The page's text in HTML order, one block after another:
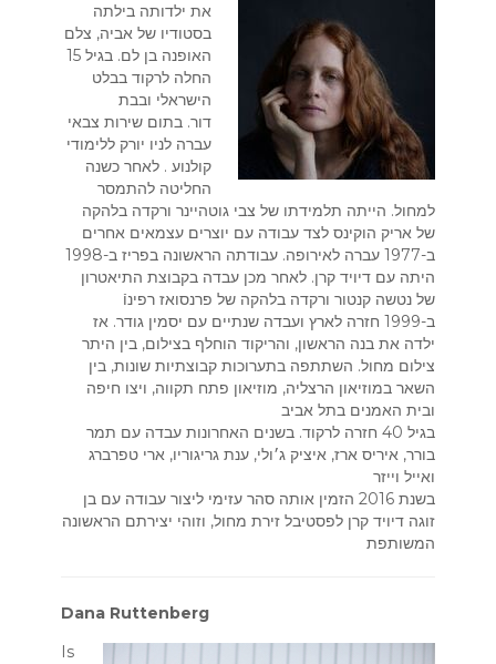
את ילדותה בילתה
בסטודיו של אביה, צלם
האופנה בן לם. בגיל 15
החלה לרקוד בבלט
הישראלי ובבת
דור. בתום שירות צבאי
עברה לניו יורק ללימודי
קולנוע . לאחר כשנה
החליטה להתמסר
למחול. הייתה תלמידתו של צבי גוטהיינר ורקדה בלהקה
של אריק הוקינס לצד עבודה עם יוצרים עצמאים אחרים
ב-1977 עברה לאירופה. עבודתה הראשונה בפריז ב-1998
היתה עם דיויד קרן. לאחר מכן עבדה בקבוצת התיאטרון
של נטשה קנטור ורקדה בלהקה של פרנסואז רפינוֿ
ב-1999 חזרה לארץ ועבדה שנתיים עם יסמין גודר. אז
ילדה את בנה הראשון, והריקוד הוחלף בצילום, בין היתר
צילום מחול. השתתפה בתערוכות קבוצתיות שונות, בין
השאר במוזיאון הרצליה, מוזיאון פתח תקווה, ויצו חיפה
ובית האמנים בתל אביב
בגיל 40 חזרה לרקוד. בשנים האחרונות עבדה עם תמר
בורר, איריס ארז, איציק ג׳ולי, ענת גריגוריו, ארי טפרברג
ואייל וייזר
בשנת 2016 הזמין אותה סהר עזימי ליצור עבודה עם בן
זוגה דיויד קרן לפסטיבל זירת מחול, וזוהי יצירתם הראשונה
המשותפת
Dana Ruttenberg
Is